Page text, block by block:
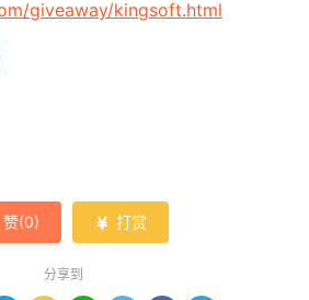
giveaway/kingsoft.html
赞(0)  打赏
分享到